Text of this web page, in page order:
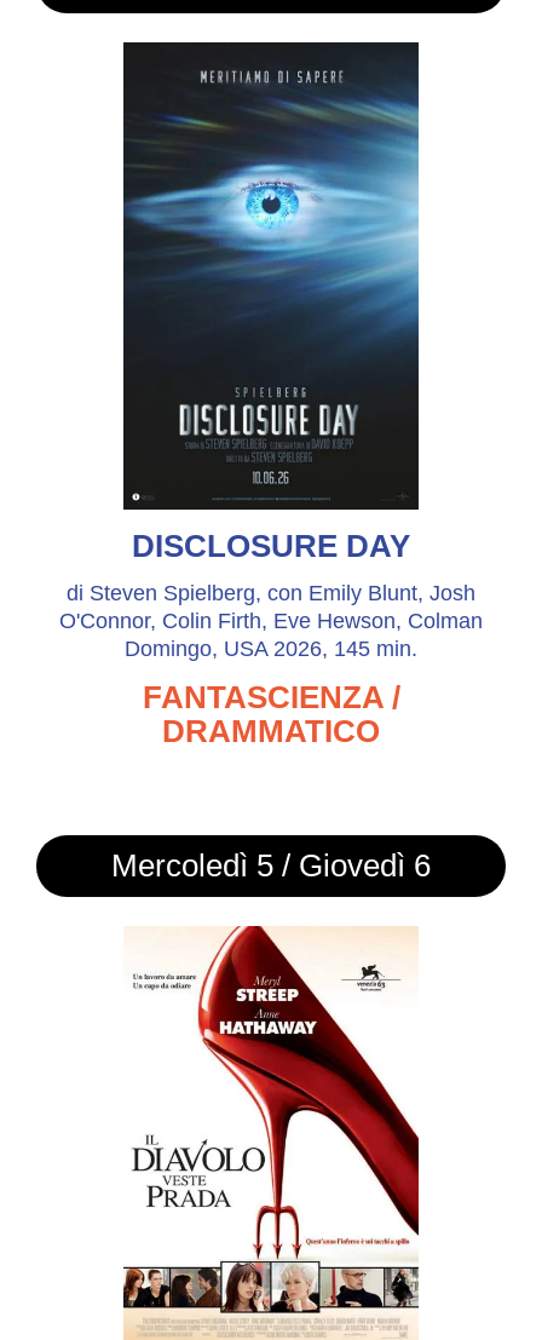
DISCLOSURE DAY
di Steven Spielberg, con Emily Blunt, Josh
O'Connor, Colin Firth, Eve Hewson, Colman
Domingo, USA 2026, 145 min.
FANTASCIENZA /
DRAMMATICO
Mercoledì 5 / Giovedì 6